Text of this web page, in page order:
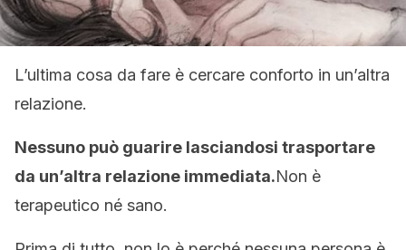
L’ultima cosa da fare è cercare conforto in un’altra
relazione.
Nessuno può guarire lasciandosi trasportare
da un’altra relazione immediata.Non è
terapeutico né sano.